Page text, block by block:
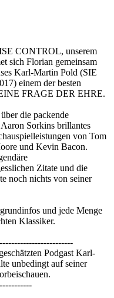
CONTROL, unserem
sich Florian gemeinsam
Karl-Martin Pold (SIE
einem der besten
FRAGE DER EHRE.
die packende
Sorkins brillantes
von Tom
und Kevin Bacon.
Zitate und die
noch nichts von seiner
und jede Menge
Klassiker.
Podgast Karl-
unbedingt auf seiner